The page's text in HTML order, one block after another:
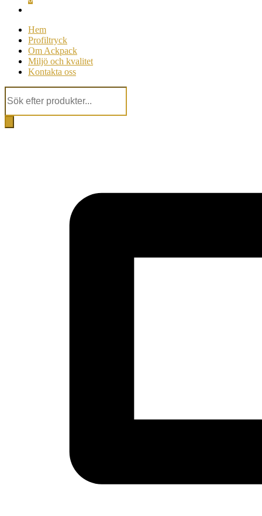
Hem
Profiltryck
Om Ackpack
Miljö och kvalitet
Kontakta oss
Products
search